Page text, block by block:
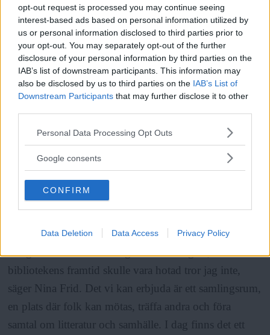
opt-out request is processed you may continue seeing
interest-based ads based on personal information utilized by
us or personal information disclosed to third parties prior to
your opt-out. You may separately opt-out of the further
disclosure of your personal information by third parties on the
IAB’s list of downstream participants. This information may
also be disclosed by us to third parties on the IAB’s List of
Downstream Participants that may further disclose it to other
Please note that this website/app uses one or more Google
not limited to your visit or usage behaviour. You may click to
use your data for below specified purposes in below Google
consent section.
Personal Data Processing Opt Outs
Google consents
CONFIRM
Data Deletion Data Access Privacy Policy
Läs Frias efterträdare!
Syreär Sveriges enda gröna dagstidning som
finns både digitalt och i tryck.
– Det ska bli spännande att se om lånestatistiken för
hela biblioteket har påverkats, funderar Nina Frid. Det
är ju mycket möjligt att folk som kommer till
Retrobiblioteket för att titta passar på att låna böcker
också, även om det inte är från just vår avdelning.
ANNONS
Är det viktigt för biblioteken i dag att erbjuda mer
bibliotekens framtid skulle vara hotad tror jag inte,
säger Nina Frid. Det vi kan erbjuda är ett samlingsrum,
en plats där folk kan mötas, träffa andra och föra
samtal om litteratur och samhälle. I dag finns det ett